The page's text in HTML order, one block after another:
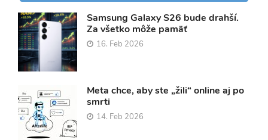
Samsung Galaxy S26 bude drahší.
Za všetko môže pamäť
16. Feb 2026
Meta chce, aby ste „žili“ online aj po
smrti
14. Feb 2026